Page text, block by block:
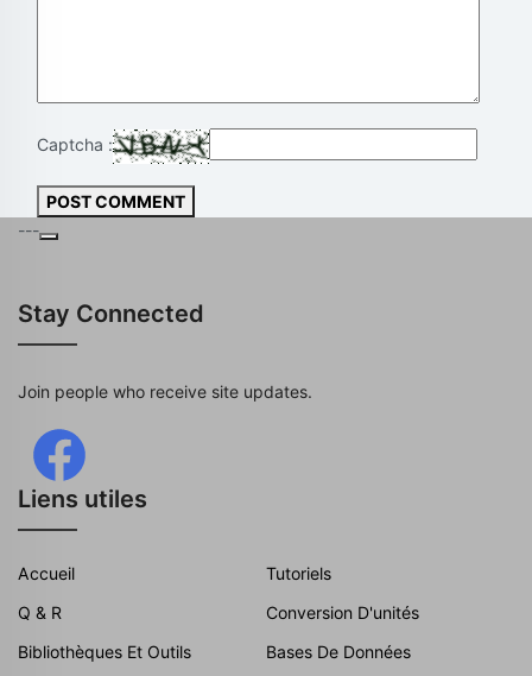
Captcha :
POST COMMENT
---
Stay Connected
Join people who receive site updates.
Liens utiles
Accueil
Tutoriels
Q & R
Conversion D'unités
Bibliothèques Et Outils
Bases De Données